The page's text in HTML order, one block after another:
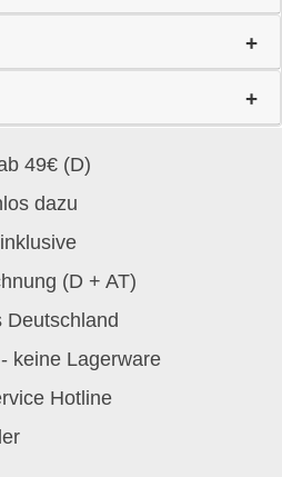
49€ (D)
dazu
(D + AT)
Deutschland
keine Lagerware
Hotline